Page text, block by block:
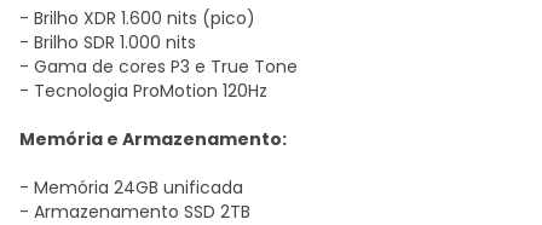
- Brilho XDR 1.600 nits (pico)
- Brilho SDR 1.000 nits
- Gama de cores P3 e True Tone
- Tecnologia ProMotion 120Hz
Memória e Armazenamento:
- Memória 24GB unificada
- Armazenamento SSD 2TB